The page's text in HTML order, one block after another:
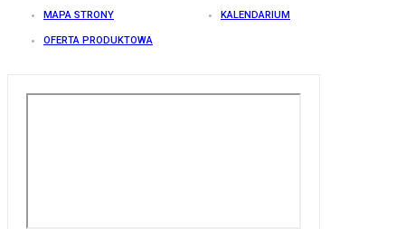
MAPA STRONY KALENDARIUM
OFERTA PRODUKTOWA